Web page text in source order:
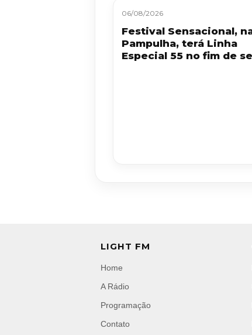
06/08/2026
Festival Sensacional,
Pampulha, terá Linha
Especial 55 no fim de
LIGHT FM
Home
A Rádio
Programação
Contato